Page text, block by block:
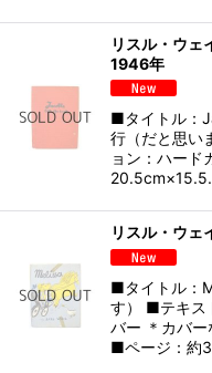
リスル・ウ
1946年
■タイトル：
行（だと思い
ョン：ハード
リスル・ウ
■タイトル：
す） ■テキス
バー ＊カバ
■ページ：約